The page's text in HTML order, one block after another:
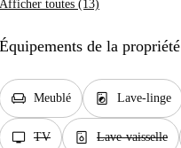
Afficher toutes (13)
Équipements de la propriété
chair Meublé local_laundry_service Lave-linge
tv TV dishwasher_gen Lave-vaisselle